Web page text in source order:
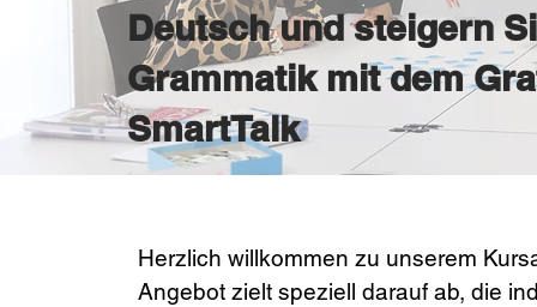
Deutsch und steigern
Grammatik mit dem
SmartTalk
Herzlich willkommen zu unserem
Angebot zielt speziell darauf ab, die